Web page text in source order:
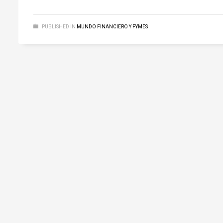
PUBLISHED IN MUNDO FINANCIERO Y PYMES